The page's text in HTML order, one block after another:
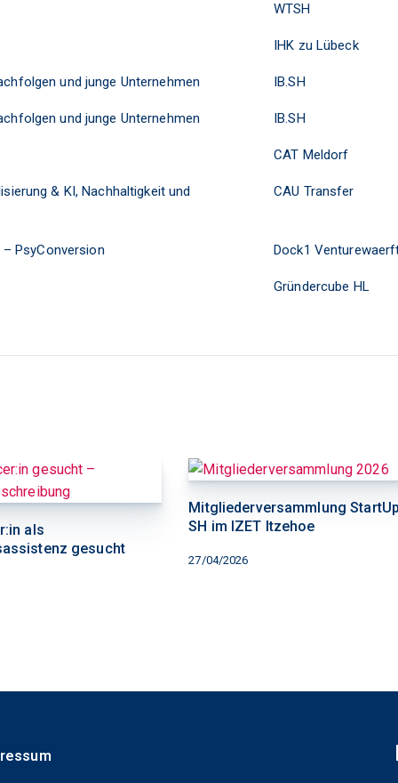
WTSH
IHK zu Lübeck
und junge Unternehmen IB.SH
und junge Unternehmen IB.SH
CAT Meldorf
& KI, Nachhaltigkeit und CAU Transfer
PsyConversion Dock1
Gründercube HL
als
gesucht
27/04/2026
Mitgliederversammlung
SH im IZET Itzehoe